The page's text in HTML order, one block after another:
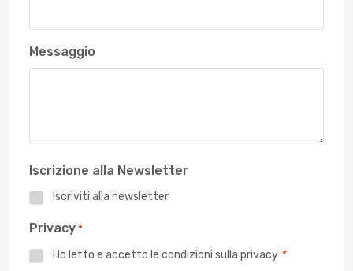
Messaggio
Iscrizione alla Newsletter
Iscriviti alla newsletter
Privacy *
Ho letto e accetto le condizioni sulla privacy *